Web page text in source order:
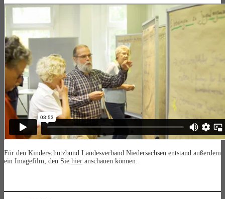
Für den Kinderschutzbund Landesverband Niedersachsen entstand außerdem
ein Imagefilm, den Sie hier anschauen können.